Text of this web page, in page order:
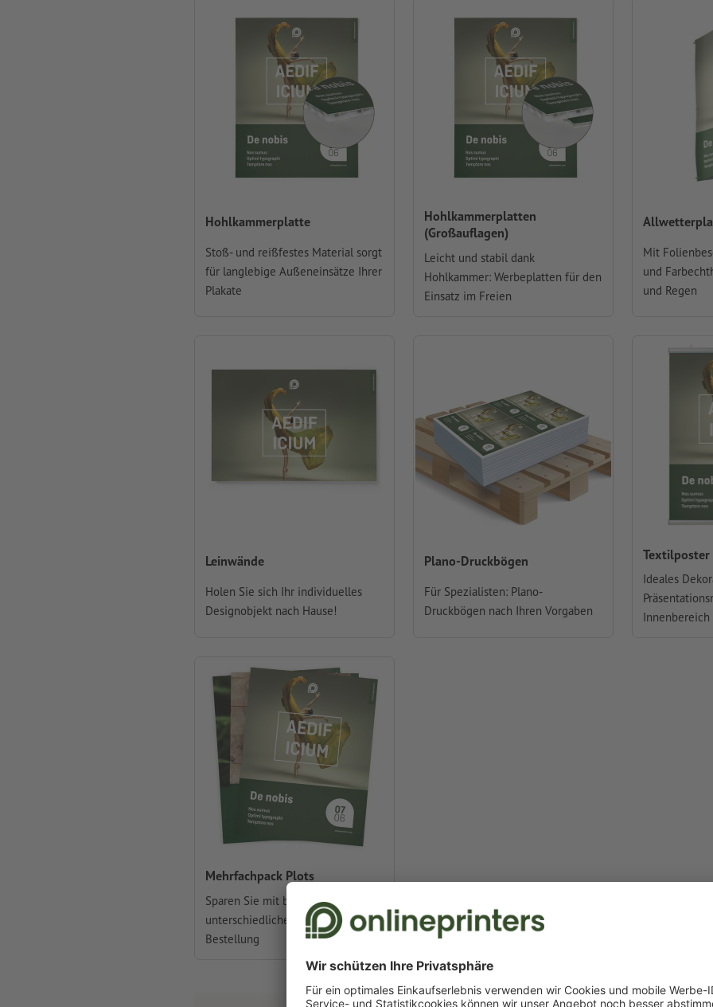
Hohlkammerplatte
Stoß- und reißfestes Material sorgt
für langlebige Außeneinsätze Ihrer
Plakate
Hohlkammerplatten
(Großauflagen)
Leicht und stabil dank
Hohlkammer: Werbeplatten für den
Einsatz im Freien
Mit
und
und Regen
Leinwände
Holen Sie sich Ihr individuelles
Designobjekt nach Hause!
Plano-Druckbögen
Für Spezialisten: Plano-
Druckbögen nach Ihren Vorgaben
Textilposter
Ideales
Innenbereich
Mehrfachpack Plots
Sparen Sie mit bis zu 20
unterschiedliche Motive in einer
Bestellung